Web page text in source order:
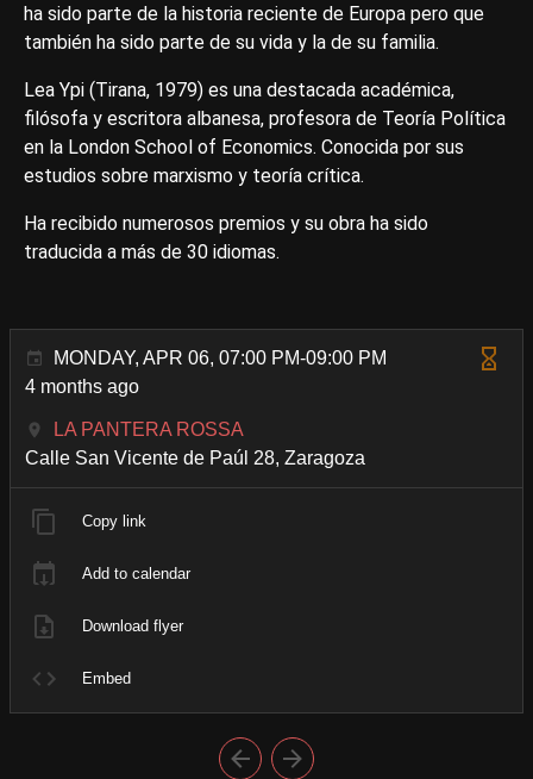
ha sido parte de la historia reciente de Europa pero que
también ha sido parte de su vida y la de su familia.
Lea Ypi (Tirana, 1979) es una destacada académica,
filósofa y escritora albanesa, profesora de Teoría Política
en la London School of Economics. Conocida por sus
estudios sobre marxismo y teoría crítica.
Ha recibido numerosos premios y su obra ha sido
traducida a más de 30 idiomas.
MONDAY, APR 06, 07:00 PM-09:00 PM
4 months ago
LA PANTERA ROSSA
Calle San Vicente de Paúl 28, Zaragoza
Copy link
Add to calendar
Download flyer
Embed